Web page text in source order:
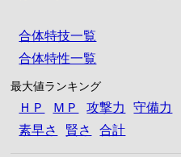
合体特技一覧
合体特性一覧
最大値ランキング
ＨＰ ＭＰ 攻撃力
守備力
素早さ
賢さ 合計